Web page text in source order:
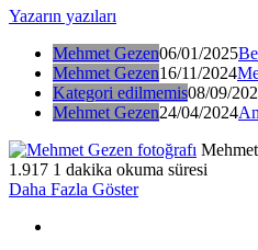
Yazarın yazıları
Mehmet Gezen06/01/2025
Mehmet Gezen16/11/2024
Kategori edilmemis08/09/
Mehmet Gezen24/04/2024
1.917 1 dakika okuma süresi
Daha Fazla Göster